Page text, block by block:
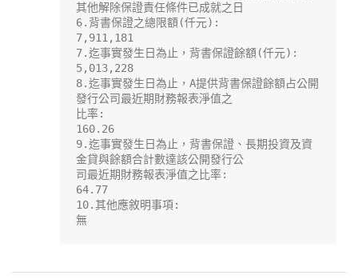
其他解除保證責任條件已成就之日
6.背書保證之總限額(仟元):
7,911,181
7.迄事實發生日為止，背書保證餘額(仟元):
5,013,228
8.迄事實發生日為止，A提供背書保證餘額占公開
發行公司最近期財務報表淨值之
比率:
160.26
9.迄事實發生日為止，背書保證、長期投資及資
金貸與餘額合計數達該公開發行公
司最近期財務報表淨值之比率:
64.77
10.其他應敘明事項:
無